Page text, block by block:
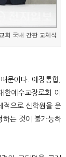
회 국내 간판 교체식
문이다. 예장통합,
예수교장로회 이
적으로 신학원을 운
하는 것이 불가능하